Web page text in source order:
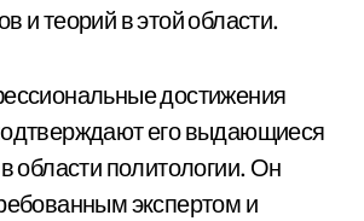
и теорий в этой области.
достижения
его выдающиеся
области политологии. Он
экспертом и